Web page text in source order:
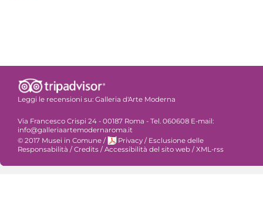
Leggi le recensioni su: Galleria d'Arte Moderna
Via Francesco Crispi 24 - 00187 Roma - Tel. 060608 E-mail:
info@galleriaartemodernaroma.it
© 2017 Musei in Comune / Privacy / Esclusione delle
Responsabilità / Credits / Accessibilità del sito web / XML-rss